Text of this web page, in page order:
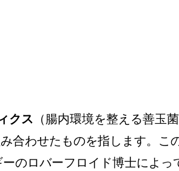
クス （腸内環境を整える善玉菌
合わせたものを指します。こ
のロバーフロイド博士によっ